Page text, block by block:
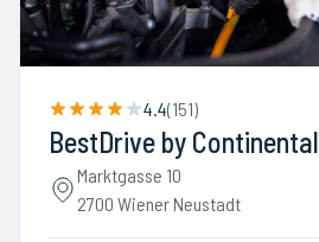
4.4(151)
BestDrive by Continental
Marktgasse 10
2700 Wiener Neustadt